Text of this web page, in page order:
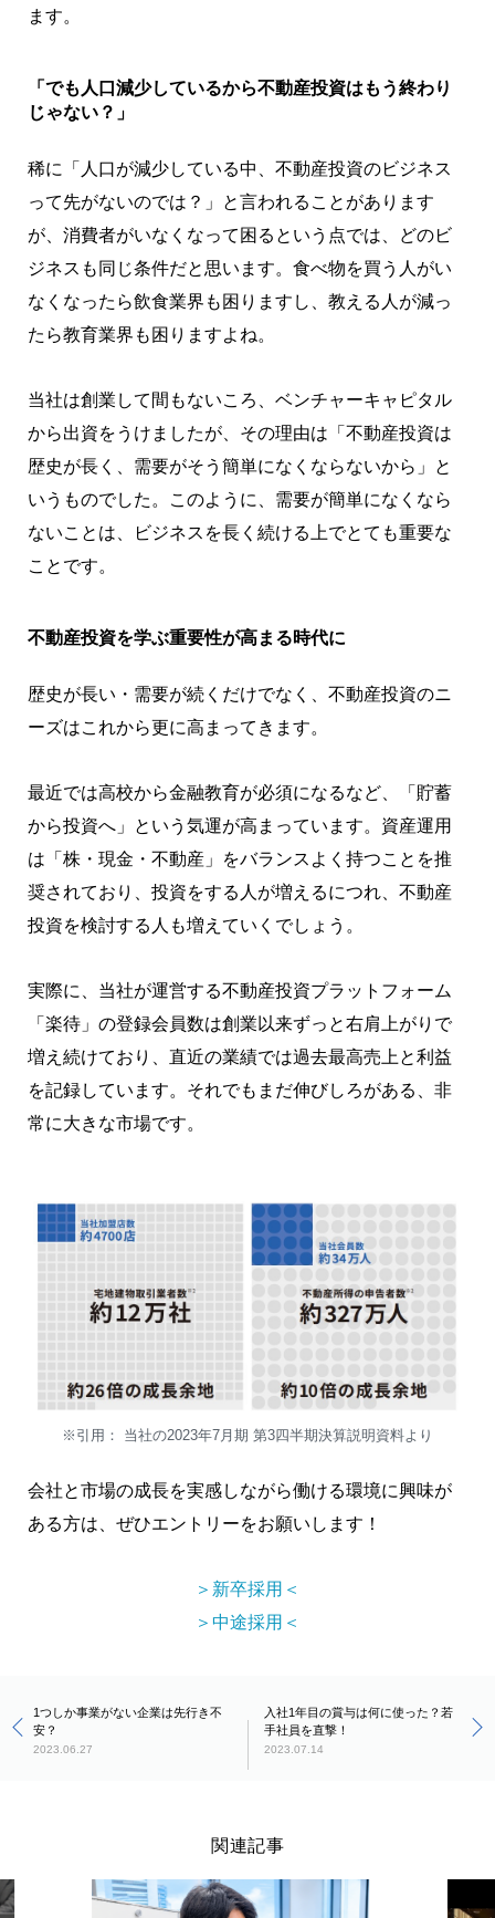
ます。
「でも人口減少しているから不動産投資はもう終わり
じゃない？」
稀に「人口が減少している中、不動産投資のビジネス
って先がないのでは？」と言われることがあります
が、消費者がいなくなって困るという点では、どのビ
ジネスも同じ条件だと思います。食べ物を買う人がい
なくなったら飲食業界も困りますし、教える人が減っ
たら教育業界も困りますよね。
当社は創業して間もないころ、ベンチャーキャピタル
から出資をうけましたが、その理由は「不動産投資は
歴史が長く、需要がそう簡単になくならないから」と
いうものでした。このように、需要が簡単になくなら
ないことは、ビジネスを長く続ける上でとても重要な
ことです。
不動産投資を学ぶ重要性が高まる時代に
歴史が長い・需要が続くだけでなく、不動産投資のニ
ーズはこれから更に高まってきます。
最近では高校から金融教育が必須になるなど、「貯蓄
から投資へ」という気運が高まっています。資産運用
は「株・現金・不動産」をバランスよく持つことを推
奨されており、投資をする人が増えるにつれ、不動産
投資を検討する人も増えていくでしょう。
実際に、当社が運営する不動産投資プラットフォーム
「楽待」の登録会員数は創業以来ずっと右肩上がりで
増え続けており、直近の業績では過去最高売上と利益
を記録しています。それでもまだ伸びしろがある、非
常に大きな市場です。
※引用： 当社の2023年7月期 第3四半期決算説明資料より
会社と市場の成長を実感しながら働ける環境に興味が
ある方は、ぜひエントリーをお願いします！
＞新卒採用＜
＞中途採用＜
1つしか事業がない企業は先行き不
安？
2023.06.27
入社1年目の賞与は何に使った？若
手社員を直撃！
2023.07.14
関連記事